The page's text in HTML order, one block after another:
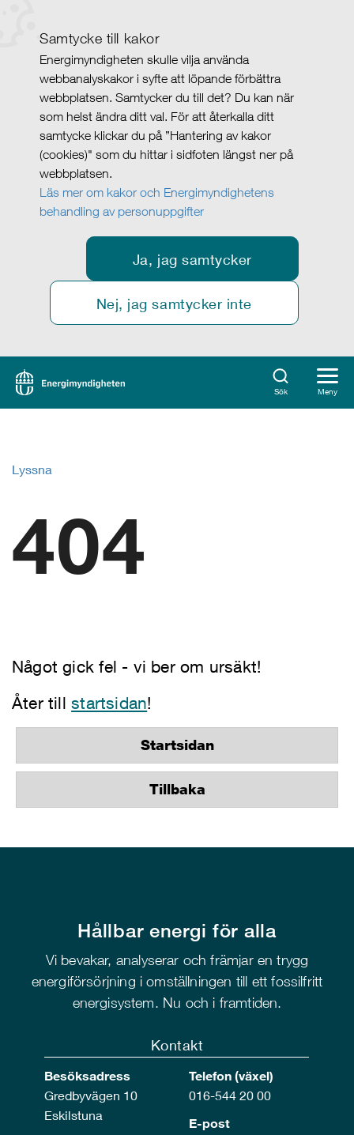
Samtycke till kakor
Energimyndigheten skulle vilja använda
webbanalyskakor i syfte att löpande förbättra
webbplatsen. Samtycker du till det? Du kan när
som helst ändra ditt val. För att återkalla ditt
samtycke klickar du på ”Hantering av kakor
(cookies)" som du hittar i sidfoten längst ner på
webbplatsen.
Läs mer om kakor och Energimyndighetens
behandling av personuppgifter
Ja, jag samtycker
Nej, jag samtycker inte
Sök Meny
Lyssna
404
Något gick fel - vi ber om ursäkt!
Åter tillstartsidan!
Startsidan
Tillbaka
Hållbar energi för alla
Vi bevakar, analyserar och främjar en trygg
energiförsörjning i omställningen till ett fossilfritt
energisystem. Nu och i framtiden.
Kontakt
Besöksadress
Gredbyvägen 10
Eskilstuna
Telefon (växel)
016-544 20 00
E-post